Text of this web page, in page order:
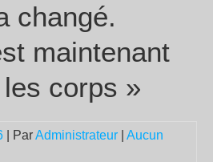
changé.
maintenant
corps »
| ParAdministrateur
Aucun